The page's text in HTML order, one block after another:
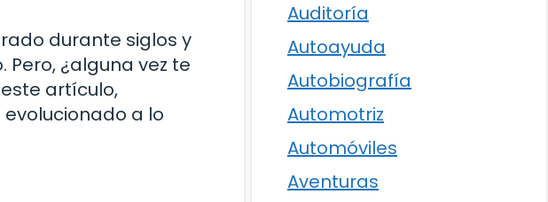
durante siglos y
¿alguna vez te
artículo,
a lo
Auditoría
Autoayuda
Autobiografía
Automotriz
Automóviles
Aventuras